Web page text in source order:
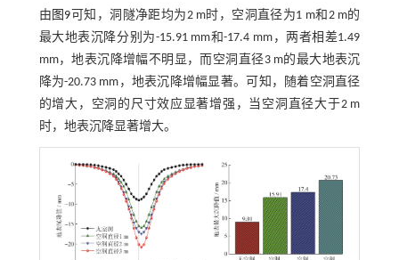
由 图9 可知，洞隧净距均为2 m时，空洞直径为1 m和2 m的
最大地表沉降分别为-15.91 mm和-17.4 mm，两者相差1.49
mm，地表沉降增幅不明显，而空洞直径3 m的最大地表沉
降为-20.73 mm，地表沉降增幅显著。可知，随着空洞直径
的增大，空洞的尺寸效应显著增强，当空洞直径大于2 m
时，地表沉降显著增大。